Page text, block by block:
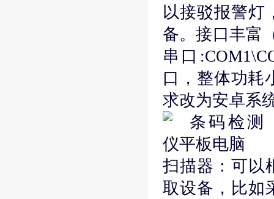
以接驳报警灯
备。接口丰富
串口
口，整体功耗
求改为安卓系
扫描器：可以
取设备，比如